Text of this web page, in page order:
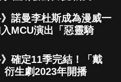
》諾曼李杜斯成為漫威一
MCU演出「惡靈騎
》確定11季完結！「戴
衍生劇2023年開播